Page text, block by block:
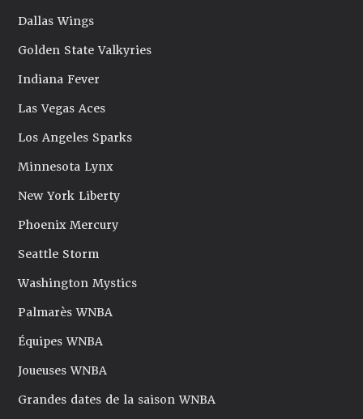
Dallas Wings
Golden State Valkyries
Indiana Fever
Las Vegas Aces
Los Angeles Sparks
Minnesota Lynx
New York Liberty
Phoenix Mercury
Seattle Storm
Washington Mystics
Palmarès WNBA
Équipes WNBA
Joueuses WNBA
Grandes dates de la saison WNBA